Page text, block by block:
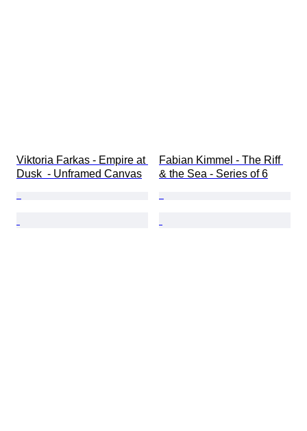
Viktoria Farkas - Empire at
Dusk  - Unframed Canvas
Fabian Kimmel - The Riff
& the Sea - Series of 6